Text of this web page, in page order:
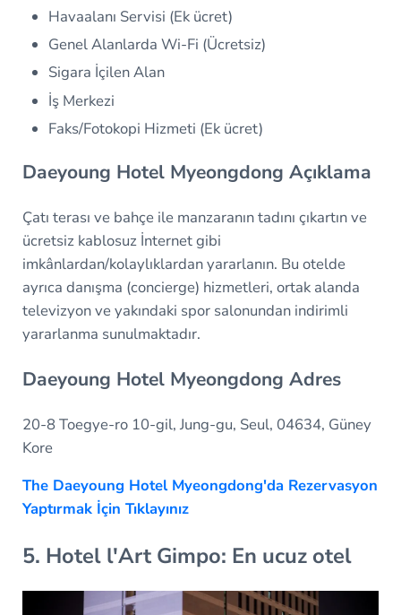
Havaalanı Servisi (Ek ücret)
Genel Alanlarda Wi-Fi (Ücretsiz)
Sigara İçilen Alan
İş Merkezi
Faks/Fotokopi Hizmeti (Ek ücret)
Daeyoung Hotel Myeongdong Açıklama
Çatı terası ve bahçe ile manzaranın tadını çıkartın ve
ücretsiz kablosuz İnternet gibi
imkânlardan/kolaylıklardan yararlanın. Bu otelde
ayrıca danışma (concierge) hizmetleri, ortak alanda
televizyon ve yakındaki spor salonundan indirimli
yararlanma sunulmaktadır.
Daeyoung Hotel Myeongdong Adres
20-8 Toegye-ro 10-gil, Jung-gu, Seul, 04634, Güney
Kore
The Daeyoung Hotel Myeongdong'da Rezervasyon
Yaptırmak İçin Tıklayınız
5. Hotel l'Art Gimpo: En ucuz otel